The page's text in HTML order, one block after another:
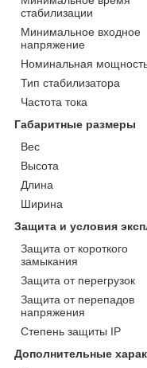
стабилизации
Минимальное входное
напряжение
Номинальная
Тип стабилизатора
Частота тока
Габаритные размеры
Вес
Высота
Длина
Ширина
Защита и условия
Защита от короткого
замыкания
Защита от перегрузок
Защита от перепадов
напряжения
Степень защиты IP
Дополнительные